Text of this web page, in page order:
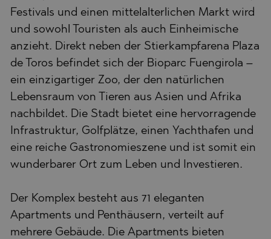
Festivals und einen mittelalterlichen Markt wird
und sowohl Touristen als auch Einheimische
anzieht. Direkt neben der Stierkampfarena Plaza
de Toros befindet sich der Bioparc Fuengirola –
ein einzigartiger Zoo, der den natürlichen
Lebensraum von Tieren aus Asien und Afrika
nachbildet. Die Stadt bietet eine hervorragende
Infrastruktur, Golfplätze, einen Yachthafen und
eine reiche Gastronomieszene und ist somit ein
wunderbarer Ort zum Leben und Investieren.
Der Komplex besteht aus 71 eleganten
Apartments und Penthäusern, verteilt auf
mehrere Gebäude. Die Apartments bieten